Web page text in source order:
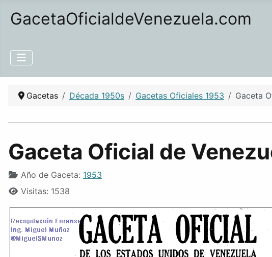
GacetaOficialdeVenezuela.com
Gacetas Década 1950s Gacetas Oficiales 1953 Gaceta
Gaceta Oficial de
Año de Gaceta: 1953
Visitas: 1538